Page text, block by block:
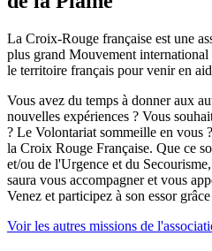
La Croix-Rouge française est une
plus grand Mouvement
le territoire français pour venir en
Vous avez du temps à donner aux
nouvelles expériences ? Vous
? Le Volontariat sommeille en vous
la Croix Rouge Française. Que ce
et/ou de l'Urgence et du
saura vous accompagner et vous
Venez et participez à son essor
Voir les autres missions de